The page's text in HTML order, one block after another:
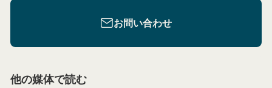
お問い合わせ
他の媒体で読む